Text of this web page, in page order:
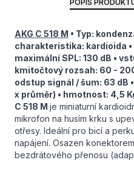
POPIS
AKG C 518 M • Typ:
charakteristika: kardioida •
maximální SPL: 130 dB •
kmitočtový rozsah: 60 -
odstup signál / šum: 63 dB
x průměr) • hmotnost: 4,5
C 518 M je miniaturní
mikrofon na husím krku s
otřesy. Ideální pro bicí a
napájení. Osazen
bezdrátového přenosu